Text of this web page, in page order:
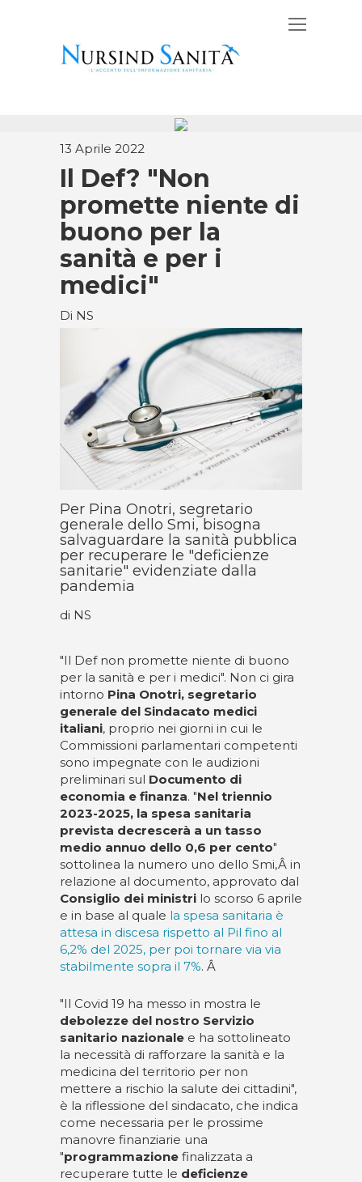
13 Aprile 2022
Il Def? "Non
promette niente di
buono per la
sanità e per i
medici"
Di NS
Per Pina Onotri, segretario
generale dello Smi, bisogna
salvaguardare la sanità pubblica
per recuperare le "deficienze
sanitarie" evidenziate dalla
pandemia
di NS
"Il Def non promette niente di buono
per la sanità e per i medici". Non ci gira
intorno Pina Onotri, segretario
generale del Sindacato medici
italiani, proprio nei giorni in cui le
Commissioni parlamentari competenti
sono impegnate con le audizioni
preliminari sul Documento di
economia e finanza. "Nel triennio
2023-2025, la spesa sanitaria
prevista decrescerà a un tasso
medio annuo dello 0,6 per cento"
sottolinea la numero uno dello Smi,Â in
relazione al documento, approvato dal
Consiglio dei ministri lo scorso 6 aprile
e in base al quale la spesa sanitaria è
attesa in discesa rispetto al Pil fino al
6,2% del 2025, per poi tornare via via
stabilmente sopra il 7%. Â
"Il Covid 19 ha messo in mostra le
debolezze del nostro Servizio
sanitario nazionale e ha sottolineato
la necessità di rafforzare la sanità e la
medicina del territorio per non
mettere a rischio la salute dei cittadini",
è la riflessione del sindacato, che indica
come necessaria per le prossime
manovre finanziarie una
"programmazione finalizzata a
recuperare tutte le deficienze